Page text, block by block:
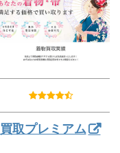
買取プレミアム